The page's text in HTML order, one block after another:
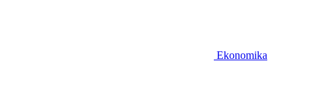
Ekonomika